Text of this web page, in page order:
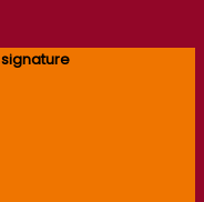
signature